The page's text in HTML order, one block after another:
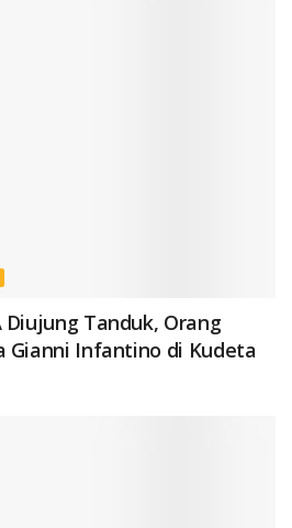
Diujung Tanduk, Orang
Gianni Infantino di Kudeta